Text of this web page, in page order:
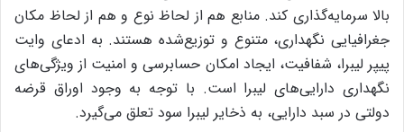
بالا سرمایه‌گذاری کند. منابع هم از لحاظ نوع و هم از لحاظ مکان
جغرافیایی نگهداری، متنوع و توزیع‌شده هستند. به ادعای وایت
پیپر لیبرا، شفافیت، ایجاد امکان حسابرسی و امنیت از ویژگی‌های
نگهداری دارایی‌های لیبرا است. با توجه به وجود اوراق قرضه
دولتی در سبد دارایی، به ذخایر لیبرا سود تعلق می‌گیرد.